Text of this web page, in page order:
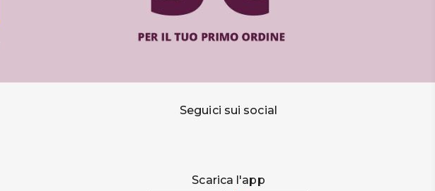
Seguici sui social
Scarica l'app